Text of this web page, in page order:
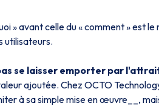
» avant celle du « comment » est
utilisateurs.
se laisser emporter par
ajoutée. Chez OCTO
à sa simple mise en œuvre__,